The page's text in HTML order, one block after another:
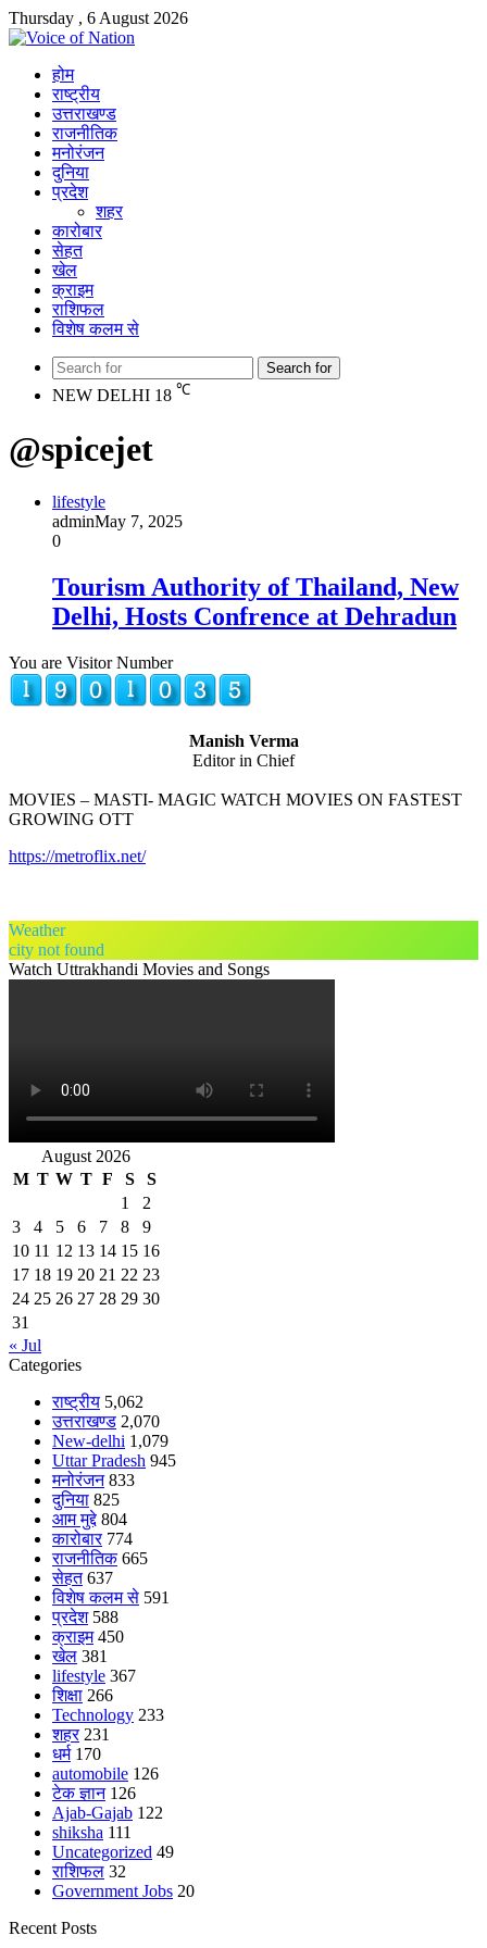
Thursday , 6 August 2026
होम
राष्ट्रीय
उत्तराखण्ड
राजनीतिक
मनोरंजन
दुनिया
प्रदेश
शहर
कारोबार
सेहत
खेल
क्राइम
राशिफल
विशेष कलम से
Search for
NEW DELHI 18 ℃
@spicejet
lifestyle
adminMay 7, 2025
0
Tourism Authority of Thailand, New
Delhi, Hosts Confrence at Dehradun
You are Visitor Number
Manish Verma
Editor in Chief
MOVIES – MASTI- MAGIC WATCH MOVIES ON FASTEST
GROWING OTT
https://metroflix.net/
Weather
city not found
Watch Uttrakhandi Movies and Songs
August 2026
M T W T F S
S
1
2
3
4 5 6 7 8
9
10 11 12 13 14 15 16
17 18 19 20 21 22 23
24 25 26 27 28 29 30
31
« Jul
Categories
राष्ट्रीय 5,062
उत्तराखण्ड 2,070
New-delhi 1,079
Uttar Pradesh 945
मनोरंजन 833
दुनिया 825
आम मुद्दे 804
कारोबार 774
राजनीतिक 665
सेहत 637
विशेष कलम से 591
प्रदेश 588
क्राइम 450
खेल 381
lifestyle 367
शिक्षा 266
Technology 233
शहर 231
धर्म 170
automobile 126
टेक ज्ञान 126
Ajab-Gajab 122
shiksha 111
Uncategorized 49
राशिफल 32
Government Jobs 20
Recent Posts